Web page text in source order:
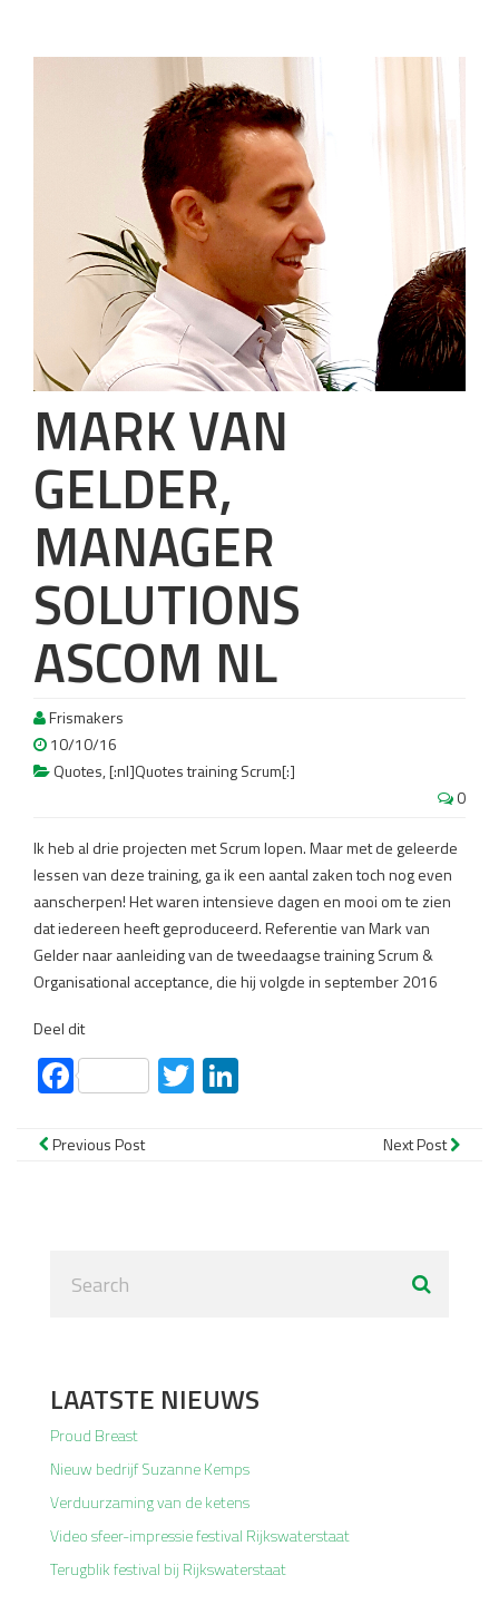
MARK VAN
GELDER,
MANAGER
SOLUTIONS
ASCOM NL
Frismakers
10/10/16
Quotes,[:nl]Quotes training Scrum[:]
0
Ik heb al drie projecten met Scrum lopen. Maar met de geleerde
lessen van deze training, ga ik een aantal zaken toch nog even
aanscherpen! Het waren intensieve dagen en mooi om te zien
dat iedereen heeft geproduceerd. Referentie van Mark van
Gelder naar aanleiding van de tweedaagse training Scrum &
Organisational acceptance, die hij volgde in september 2016
Deel dit
FacebookTwitter
Previous Post Next Post
LAATSTE NIEUWS
Proud Breast
Nieuw bedrijf Suzanne Kemps
Verduurzaming van de ketens
Video sfeer-impressie festival Rijkswaterstaat
Terugblik festival bij Rijkswaterstaat